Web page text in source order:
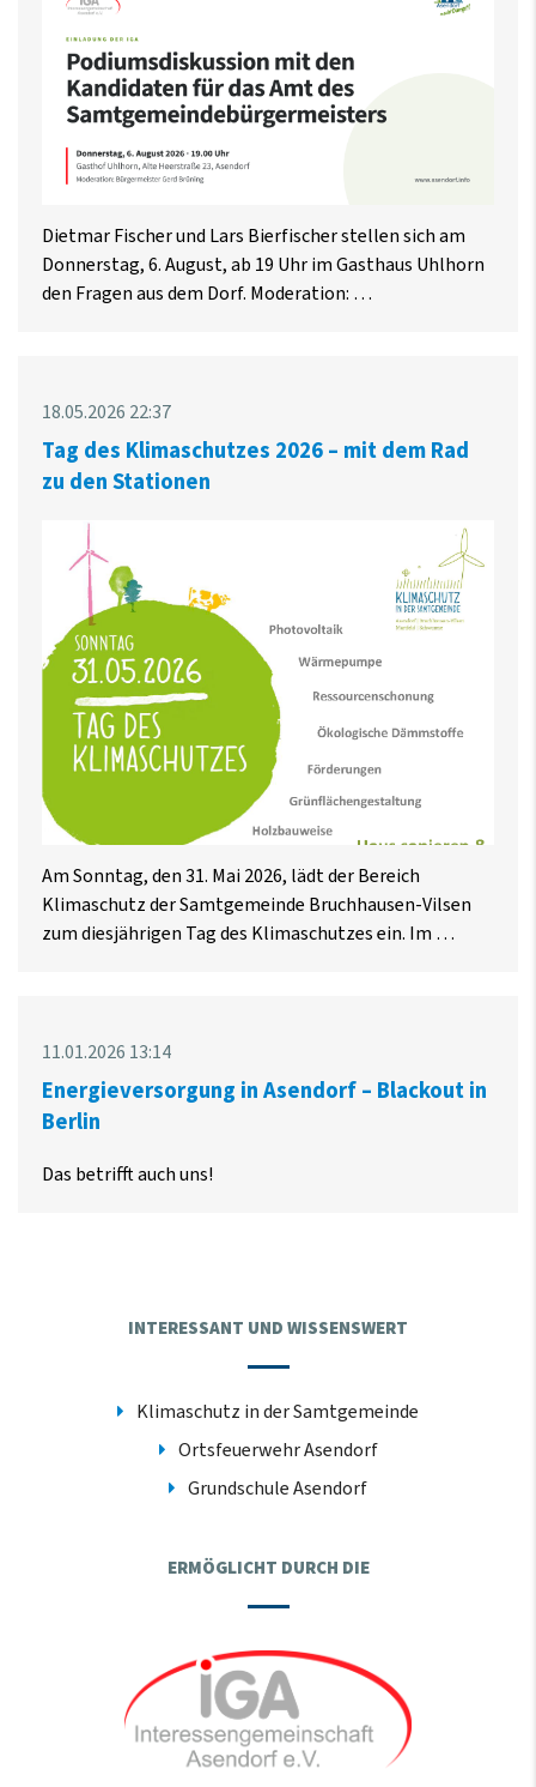
Dietmar Fischer und Lars Bierfischer stellen sich am
Donnerstag, 6. August, ab 19 Uhr im Gasthaus Uhlhorn
den Fragen aus dem Dorf. Moderation: …
18.05.2026 22:37
Tag des Klimaschutzes 2026 – mit dem Rad
zu den Stationen
Am Sonntag, den 31. Mai 2026, lädt der Bereich
Klimaschutz der Samtgemeinde Bruchhausen-Vilsen
zum diesjährigen Tag des Klimaschutzes ein. Im …
11.01.2026 13:14
Energieversorgung in Asendorf – Blackout in
Berlin
Das betrifft auch uns!
INTERESSANT UND WISSENSWERT
Klimaschutz in der Samtgemeinde
Ortsfeuerwehr Asendorf
Grundschule Asendorf
ERMÖGLICHT DURCH DIE